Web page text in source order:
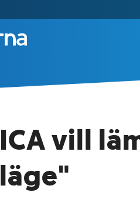
ICA vill
läge"